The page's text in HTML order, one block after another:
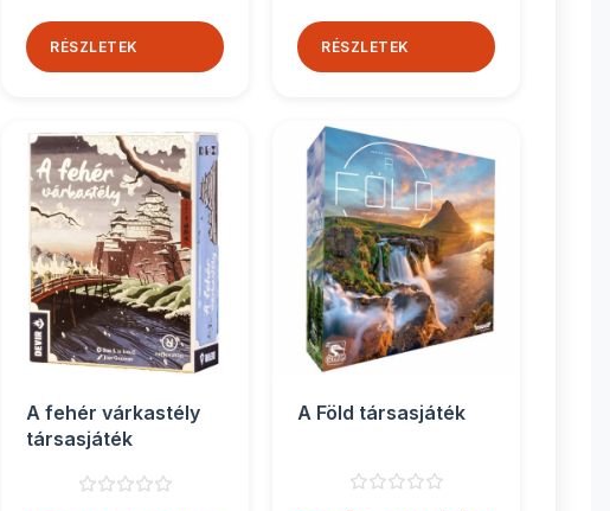
RÉSZLETEK RÉSZLETEK
A fehér várkastély
társasjáték
A Föld társasjáték